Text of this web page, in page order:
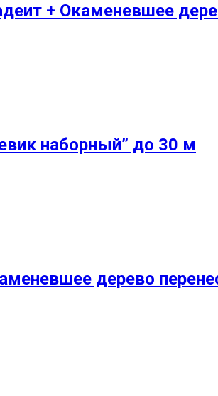
+ Окаменевшее
наборный” до 30 м
дерево